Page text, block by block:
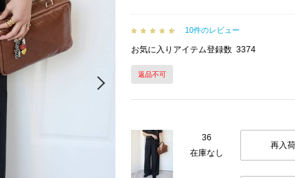
10件のレビュー
お気に入りアイテム登録数 3374
返品不可
36
在庫なし
再入